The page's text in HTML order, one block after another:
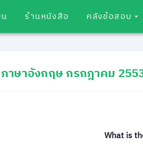
ร้านหนังสือ คลังข้อสอบ
ภาษาอังกฤษ กรกฎาคม
What is